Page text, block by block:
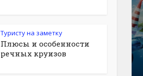
Туристу на заметку
Плюсы и особенности
речных круизов